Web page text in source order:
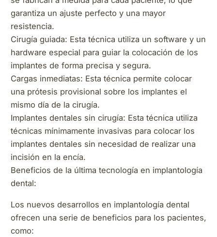
garantiza un ajuste perfecto y una mayor
resistencia.
Cirugía guiada: Esta técnica utiliza un software y un
hardware especial para guiar la colocación de los
implantes de forma precisa y segura.
Cargas inmediatas: Esta técnica permite colocar
una prótesis provisional sobre los implantes el
mismo día de la cirugía.
Implantes dentales sin cirugía: Esta técnica utiliza
técnicas mínimamente invasivas para colocar los
implantes dentales sin necesidad de realizar una
incisión en la encía.
Beneficios de la última tecnología en implantología
dental:
Los nuevos desarrollos en implantología dental
ofrecen una serie de beneficios para los pacientes,
como: